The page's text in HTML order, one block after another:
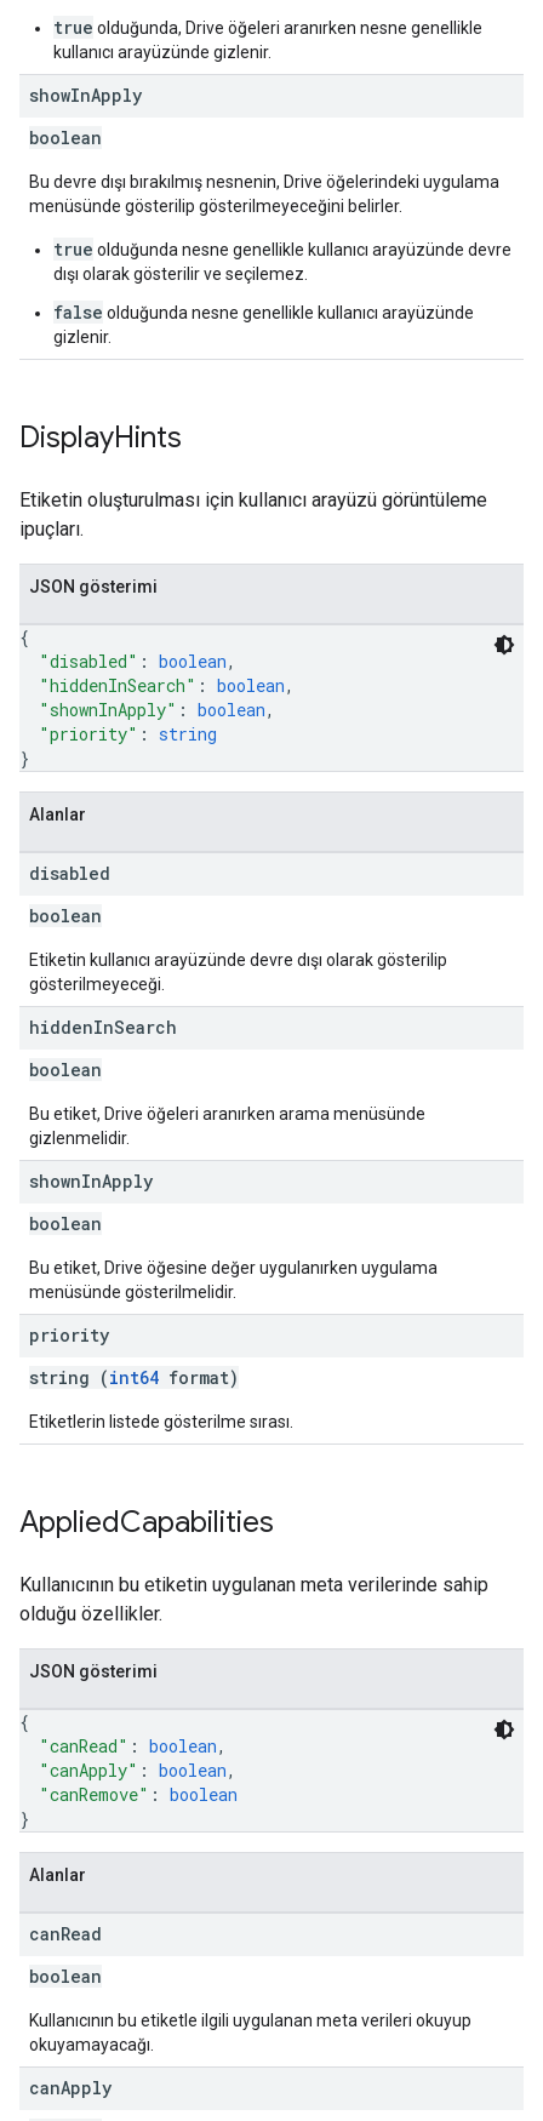
true olduğunda, Drive öğeleri aranırken nesne genellikle
kullanıcı arayüzünde gizlenir.
showInApply
boolean
Bu devre dışı bırakılmış nesnenin, Drive öğelerindeki uygulama
menüsünde gösterilip gösterilmeyeceğini belirler.
true olduğunda nesne genellikle kullanıcı arayüzünde devre
dışı olarak gösterilir ve seçilemez.
false olduğunda nesne genellikle kullanıcı arayüzünde
gizlenir.
DisplayHints
Etiketin oluşturulması için kullanıcı arayüzü görüntüleme
ipuçları.
JSON gösterimi
{
"disabled" : boolean,
"hiddenInSearch" : boolean,
"shownInApply" : boolean,
"priority" : string
}
Alanlar
disabled
boolean
Etiketin kullanıcı arayüzünde devre dışı olarak gösterilip
gösterilmeyeceği.
hiddenInSearch
boolean
Bu etiket, Drive öğeleri aranırken arama menüsünde
gizlenmelidir.
shownInApply
boolean
Bu etiket, Drive öğesine değer uygulanırken uygulama
menüsünde gösterilmelidir.
priority
string (int64 format)
Etiketlerin listede gösterilme sırası.
AppliedCapabilities
Kullanıcının bu etiketin uygulanan meta verilerinde sahip
olduğu özellikler.
JSON gösterimi
{
"canRead" : boolean,
"canApply" : boolean,
"canRemove" : boolean
}
Alanlar
canRead
boolean
Kullanıcının bu etiketle ilgili uygulanan meta verileri okuyup
okuyamayacağı.
canApply